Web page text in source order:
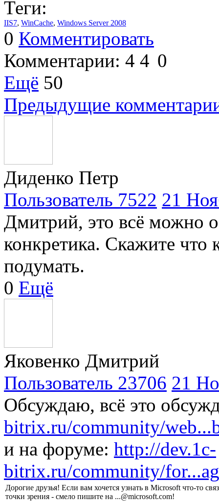
Теги:
IIS7, WinCache, Windows Server 2008
0 Комментировать
Комментарии: 4 4 0
Ещё 50
Предыдущие
Диденко Петр
Пользователь 7522 21
Дмитрий, это всё можно
конкретика. Скажите что
подумать.
0 Ещё
Яковенко Дмитрий
Пользователь 23706 21
Обсуждаю, всё это
bitrix.ru/community/
и на форуме: http://dev.1c-
bitrix.ru/community/
Дорогие друзья! Если вам хочется узнать в Microsoft что-то
точки зрения - смело пишите на ...@microsoft.com!